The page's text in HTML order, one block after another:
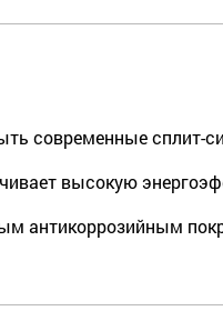
современные
высокую
антикоррозийным